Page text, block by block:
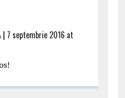
| 7 septembrie 2016 at